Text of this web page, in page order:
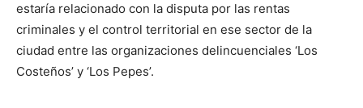
estaría relacionado con la disputa por las rentas
criminales y el control territorial en ese sector de la
ciudad entre las organizaciones delincuenciales ‘Los
Costeños’ y ‘Los Pepes’.